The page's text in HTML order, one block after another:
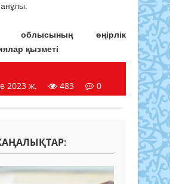
облысының өңірлік
қызметі
2023 ж.
483 0